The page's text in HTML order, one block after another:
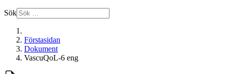
Sök
Förstasidan
Dokument
VascuQoL-6 eng